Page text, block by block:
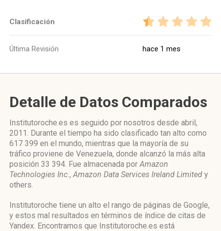
Clasificación
Última Revisión hace 1 mes
Detalle de Datos Comparados
Institutoroche.es es seguido por nosotros desde abril,
2011. Durante el tiempo ha sido clasificado tan alto como
617 399 en el mundo, mientras que la mayoría de su
tráfico proviene de Venezuela, donde alcanzó la más alta
posición 33 394. Fue almacenada porAmazon
Technologies Inc.,Amazon Data Services Ireland Limited y
others.
Institutoroche tiene un alto el rango de páginas de Google,
y estos mal resultados en términos de índice de citas de
Yandex. Encontramos que Institutoroche.es está